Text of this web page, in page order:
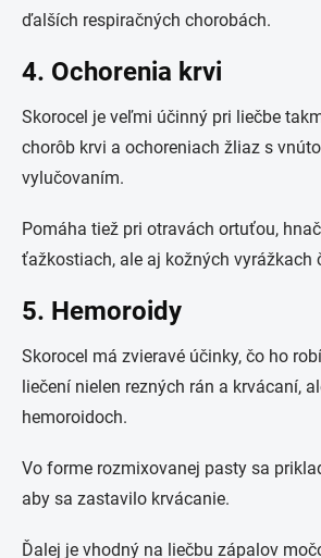
ďalších respiračných chorobách.
4. Ochorenia krvi
Skorocel je veľmi účinný pri liečbe
chorôb krvi a ochoreniach žliaz s
vylučovaním.
Pomáha tiež pri otravách ortuťou,
ťažkostiach, ale aj kožných vyrážkach
5. Hemoroidy
Skorocel má zvieravé účinky, čo ho
liečení nielen rezných rán a krvácaní,
hemoroidoch.
Vo forme rozmixovanej pasty sa
aby sa zastavilo krvácanie.
Ďalej je vhodný na liečbu zápalov